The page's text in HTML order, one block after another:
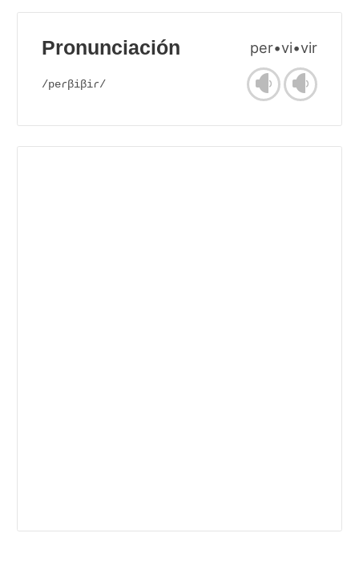
Pronunciación per•vi•vir
/peɾβiβiɾ/